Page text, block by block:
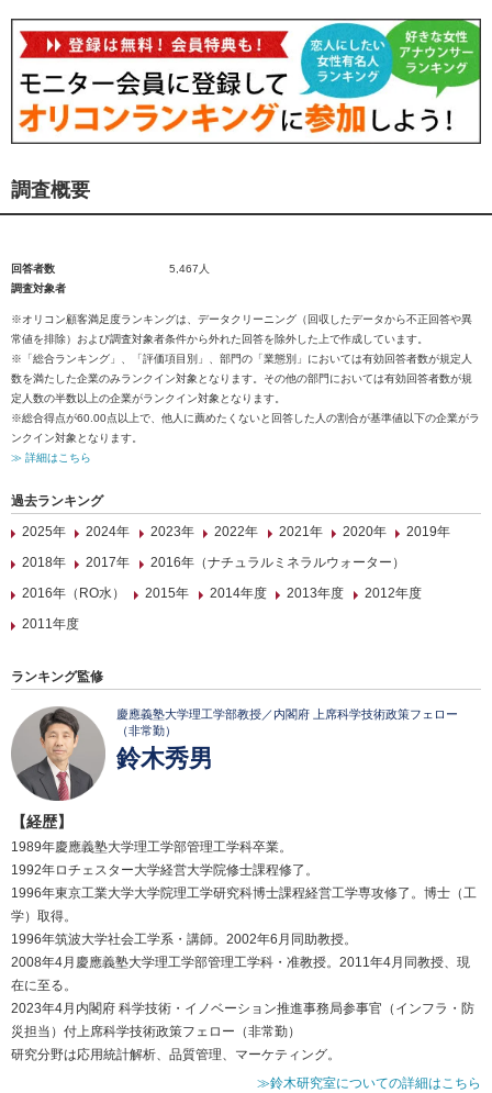
調査概要
回答者数
5,467人
調査対象者
※オリコン顧客満足度ランキングは、データクリーニング（回収したデータから不正回答や異
常値を排除）および調査対象者条件から外れた回答を除外した上で作成しています。
※「総合ランキング」、「評価項目別」、部門の「業態別」においては有効回答者数が規定人
数を満たした企業のみランクイン対象となります。その他の部門においては有効回答者数が規
定人数の半数以上の企業がランクイン対象となります。
※総合得点が60.00点以上で、他人に薦めたくないと回答した人の割合が基準値以下の企業がラ
ンクイン対象となります。
≫ 詳細はこちら
過去ランキング
2025年
2024年 2023年 2022年 2021年 2020年
2019年
2018年
2017年
2016年（ナチュラルミネラルウォーター）
2016年（RO水）
2015年 2014年度 2013年度
2012年度
2011年度
ランキング監修
慶應義塾大学理工学部教授／内閣府 上席科学技術政策フェロー
（非常勤）
鈴木秀男
【経歴】
1989年慶應義塾大学理工学部管理工学科卒業。
1992年ロチェスター大学経営大学院修士課程修了。
1996年東京工業大学大学院理工学研究科博士課程経営工学専攻修了。博士（工
学）取得。
1996年筑波大学社会工学系・講師。2002年6月同助教授。
2008年4月慶應義塾大学理工学部管理工学科・准教授。2011年4月同教授、現
在に至る。
2023年4月内閣府 科学技術・イノベーション推進事務局参事官（インフラ・防
災担当）付上席科学技術政策フェロー（非常勤）
研究分野は応用統計解析、品質管理、マーケティング。
≫鈴木研究室についての詳細はこちら